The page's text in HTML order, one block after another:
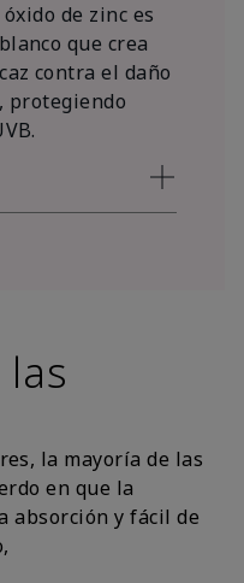
de zinc es
que crea
contra el daño
protegiendo
la mayoría de las
en que la
absorción y fácil de